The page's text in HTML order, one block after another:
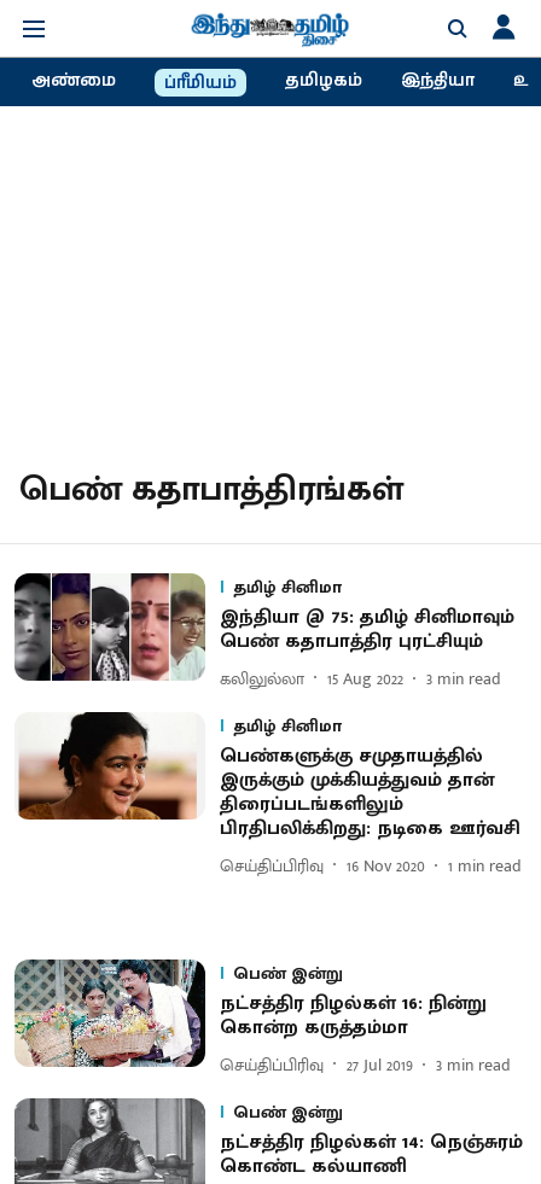
அண்மை ப்ரீமியம் தமிழகம் இந்தியா
பெண் கதாபாத்திரங்கள்
தமிழ் சினிமா
இந்தியா @ 75: தமிழ் சினிமாவும்
பெண் கதாபாத்திர புரட்சியும்
கலிலுல்லா 15 Aug 2022 3 min read
தமிழ் சினிமா
பெண்களுக்கு சமுதாயத்தில்
இருக்கும் முக்கியத்துவம் தான்
திரைப்படங்களிலும்
பிரதிபலிக்கிறது: நடிகை ஊர்வசி
செய்திப்பிரிவு 16 Nov 2020 1 min read
பெண் இன்று
நட்சத்திர நிழல்கள் 16: நின்று
கொன்ற கருத்தம்மா
செய்திப்பிரிவு 27 Jul 2019 3 min read
பெண் இன்று
நட்சத்திர நிழல்கள் 14: நெஞ்சுரம்
கொண்ட கல்யாணி